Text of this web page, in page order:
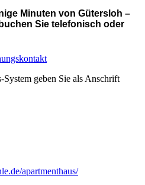
Minuten von Gütersloh –
Sie telefonisch oder
geben Sie als Anschrift
apartmenthaus/